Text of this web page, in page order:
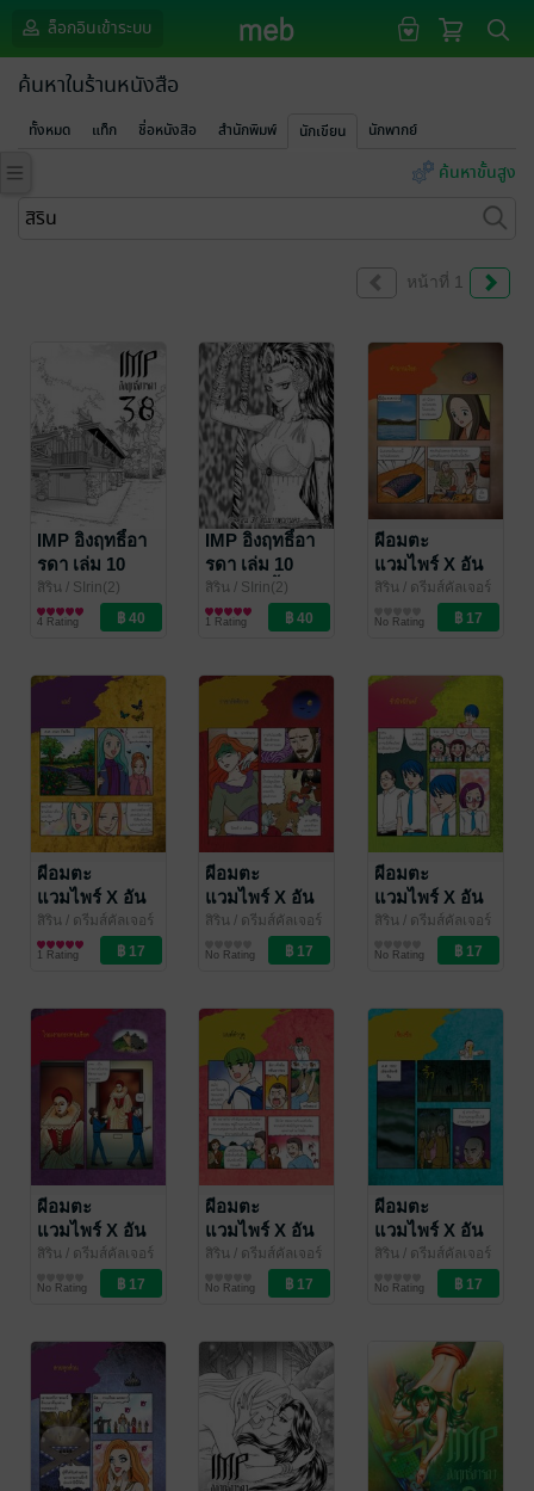
ล็อกอินเข้าระบบ
ค้นหาในร้านหนังสือ
ทั้งหมด แท็ก ชื่อหนังสือ สำนักพิมพ์ นักเขียน นักพากย์
ค้นหาขั้นสูง
หน้าที่ 1
IMP อิงฤทธิ์อา
รดา เล่ม 10
ตอน 38 โลก
มนุษย์
สิริน / SIrin(2)
การ์ตูนรายตอน
4 Rating
IMP อิงฤทธิ์อา
รดา เล่ม 10
ตอน 37 สิ้น
นางพญานคร
สิริน / SIrin(2)
การ์ตูนรายตอน
1 Rating
ผีอมตะ
แวมไพร์ X อัน
เดด (รายตอน)
ตำนานเงือก
สิริน / ดรีมส์คัลเจอร์
การ์ตูนรายตอน
No Rating
ผีอมตะ
แวมไพร์ X อัน
เดด (รายตอน)
แมร์
สิริน / ดรีมส์คัลเจอร์
การ์ตูนรายตอน
1 Rating
ผีอมตะ
แวมไพร์ X อัน
เดด (รายตอน)
ราชารัตติกาล
สิริน / ดรีมส์คัลเจอร์
การ์ตูนรายตอน
No Rating
ผีอมตะ
แวมไพร์ X อัน
เดด (รายตอน)
ชั่วนิจนิรันดร์
สิริน / ดรีมส์คัลเจอร์
การ์ตูนรายตอน
No Rating
ผีอมตะ
แวมไพร์ X อัน
เดด (รายตอน)
โฉมงาม
กระหายเลือด
สิริน / ดรีมส์คัลเจอร์
การ์ตูนรายตอน
No Rating
ผีอมตะ
แวมไพร์ X อัน
เดด (รายตอน)
มนต์ดำวูดู
สิริน / ดรีมส์คัลเจอร์
การ์ตูนรายตอน
No Rating
ผีอมตะ
แวมไพร์ X อัน
เดด (รายตอน)
สิริน / ดรีมส์คัลเจอร์
การ์ตูนรายตอน
No Rating